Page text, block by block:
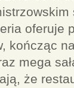
oferuje
kończąc
mega
że